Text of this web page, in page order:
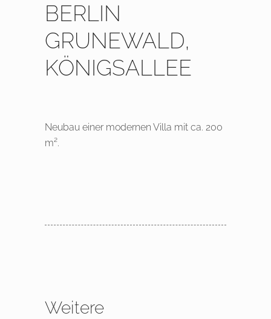
BERLIN
GRUNEWALD,
KÖNIGSALLEE
Neubau einer modernen Villa mit ca. 200
m².
Weitere